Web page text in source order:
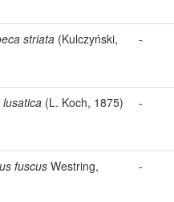
striata (Kulczyński,
-
(L. Koch, 1875) -
fuscus Westring,
-